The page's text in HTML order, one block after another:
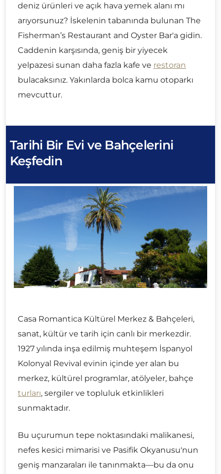
deniz ürünleri ve açık hava yemek alanı mı
arıyorsunuz? İskelenin tabanında bulunan The
Fisherman’s Restaurant and Oyster Bar'a gidin.
Caddenin karşısında, geniş bir yiyecek
yelpazesi sunan daha fazla kafe ve restoran
bulacaksınız. Yakınlarda bolca kamu otoparkı
mevcuttur.
Tarihi Bir Evi ve Bahçelerini
Keşfedin
Casa Romantica Kültürel Merkez & Bahçeleri,
sanat, kültür ve tarih için canlı bir merkezdir.
1927 yılında inşa edilmiş muhteşem İspanyol
Kolonyal Revival evinin içinde yer alan bu
merkez, kültürel programlar, atölyeler, bahçe
turları, sergiler ve topluluk etkinlikleri
sunmaktadır.
Bu uçurumun tepe noktasındaki malikanesi,
nefes kesici mimarisi ve Pasifik Okyanusu'nun
geniş manzaraları ile tanınmakta—bu da onu